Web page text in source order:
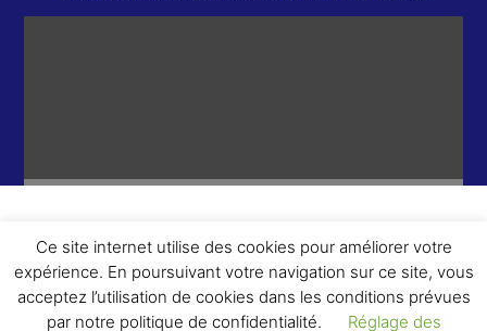
© 2026- Une collaboration 2 ème Round et Yellowpoly. Tous droits
réservés.
Ce site internet utilise des cookies pour améliorer votre
expérience. En poursuivant votre navigation sur ce site, vous
acceptez l’utilisation de cookies dans les conditions prévues
par notre politique de confidentialité.
Réglage des